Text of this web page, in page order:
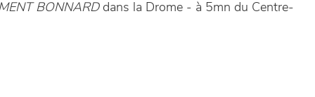
BONNARDdans la Drome - à 5mn du Centre-